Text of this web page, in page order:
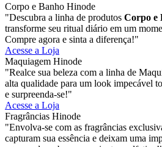
Corpo e Banho Hinode
"Descubra a linha de produtos Corpo e
transforme seu ritual diário em um
Compre agora e sinta a diferença!"
Acesse a Loja
Maquiagem Hinode
"Realce sua beleza com a linha de
alta qualidade para um look impecável
e surpreenda-se!"
Acesse a Loja
Fragrâncias Hinode
"Envolva-se com as fragrâncias
capturam sua essência e deixam uma